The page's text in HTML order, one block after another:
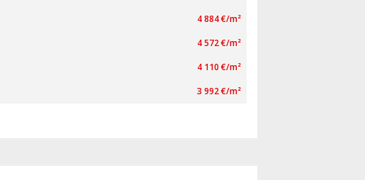
4 884 €/m²
4 572 €/m²
4 110 €/m²
3 992 €/m²